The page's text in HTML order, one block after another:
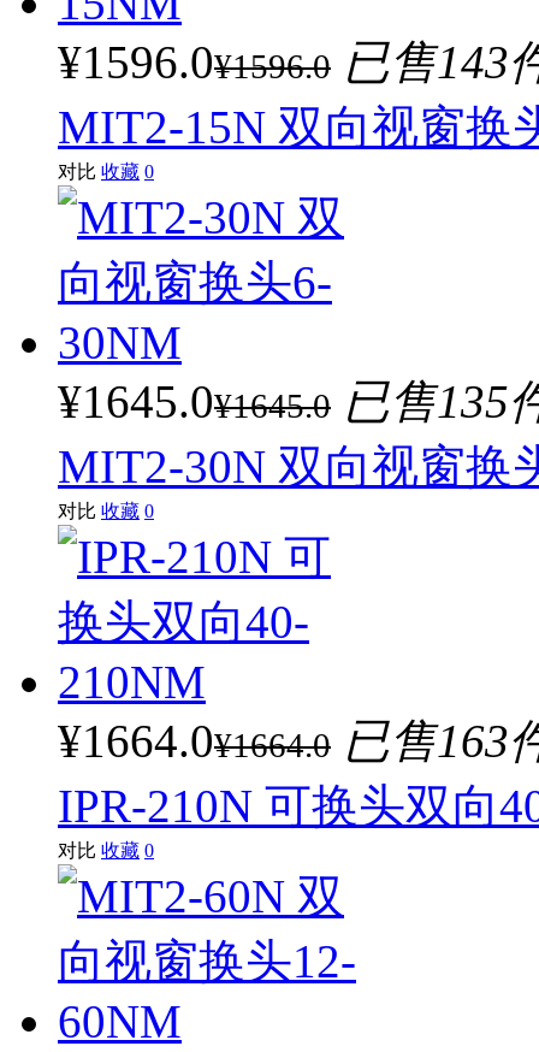
¥1596.0¥1596.0 已售143
MIT2-15N 双向视窗换
对比 收藏 0
¥1645.0¥1645.0 已售135
MIT2-30N 双向视窗换
对比 收藏 0
¥1664.0¥1664.0 已售163
IPR-210N 可换头双向
对比 收藏 0